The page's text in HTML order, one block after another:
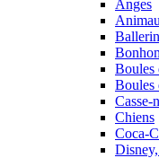
Anges
Boules
Boules
Casse-
Chiens
Coca-